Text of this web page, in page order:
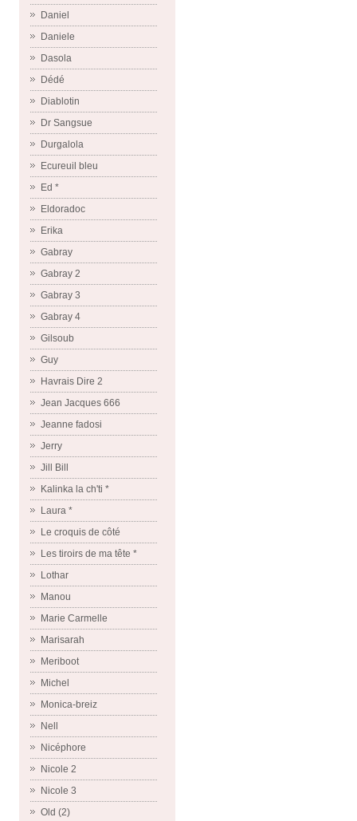
Daniel
Daniele
Dasola
Dédé
Diablotin
Dr Sangsue
Durgalola
Ecureuil bleu
Ed *
Eldoradoc
Erika
Gabray
Gabray 2
Gabray 3
Gabray 4
Gilsoub
Guy
Havrais Dire 2
Jean Jacques 666
Jeanne fadosi
Jerry
Jill Bill
Kalinka la ch'ti *
Laura *
Le croquis de côté
Les tiroirs de ma tête *
Lothar
Manou
Marie Carmelle
Marisarah
Meriboot
Michel
Monica-breiz
Nell
Nicéphore
Nicole 2
Nicole 3
Old (2)